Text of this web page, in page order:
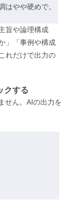
はやや硬めで。
旨や論理構成
」「事例や構成
れだけで出力の
クする
せん。AIの出力を